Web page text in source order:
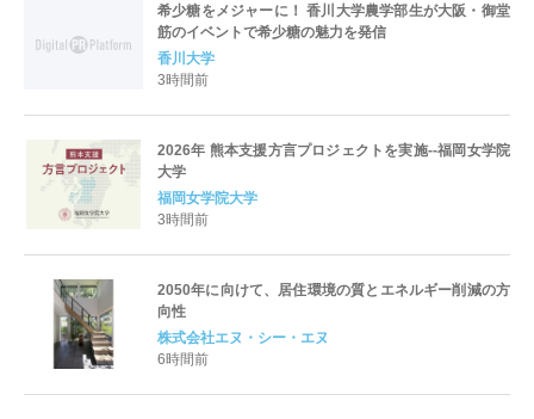
希少糖をメジャーに！ 香川大学農学部生が大阪・御堂
筋のイベントで希少糖の魅力を発信
香川大学
3時間前
2026年 熊本支援方言プロジェクトを実施--福岡女学院
大学
福岡女学院大学
3時間前
2050年に向けて、居住環境の質とエネルギー削減の方
向性
株式会社エヌ・シー・エヌ
6時間前